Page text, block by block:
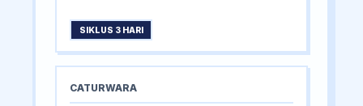
SIKLUS 3 HARI
CATURWARA